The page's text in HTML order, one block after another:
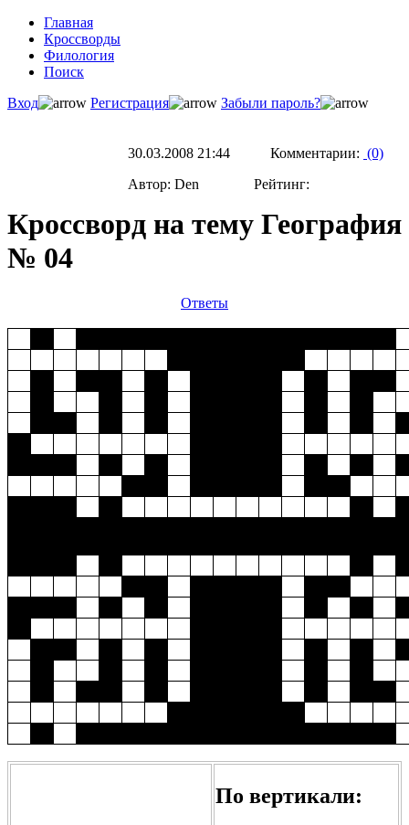
Главная
Кроссворды
Филология
Поиск
Вход
Регистрация Забыли пароль?
30.03.2008 21:44 Комментарии: (0)
Автор: Den Рейтинг:
Кроссворд на тему География
№ 04
Ответы
По вертикали: